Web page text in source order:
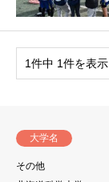
1件中 1件を表示
大学名
その他